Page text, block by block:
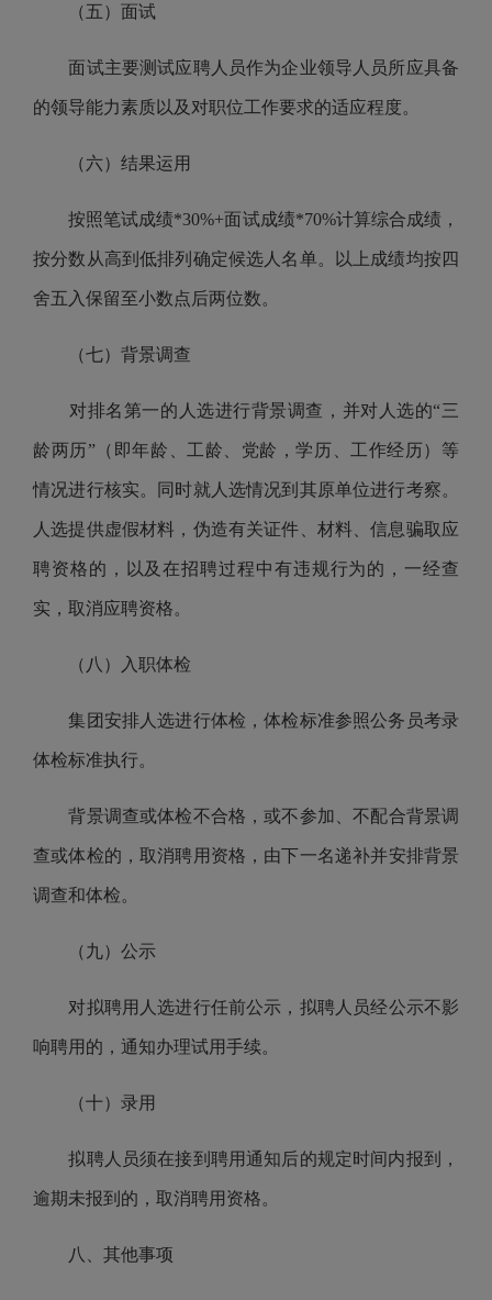
（五） 面试
面试主要测试应聘人员作为企业领导人员所应具备
的领导能力素质以及对职位工作要求的适应程度。
（六） 结果运用
按照笔试成绩*30%+面试成绩*70%计算综合成绩，
按分数从高到低排列确定候选人名单。以上成绩均按四
舍五入保留至小数点后两位数。
（七）背景调查
对排名第一的人选进行背景调查，并对人选的“三
龄两历”（即年龄、工龄、党龄，学历、工作经历）等
情况进行核实。同时就人选情况到其原单位进行考察。
人选提供虚假材料，伪造有关证件、材料、信息骗取应
聘资格的，以及在招聘过程中有违规行为的，一经查
实，取消应聘资格。
（八）入职体检
集团安排人选进行体检，体检标准参照公务员考录
体检标准执行。
背景调查或体检不合格 ，或不参加、不配合背景调
查或体检的，取消聘用资格，由下一名递补并安排背景
调查和体检。
（九）公示
对拟聘用人选进行任前公示 ， 拟聘人员经公示不影
响聘用的，通知办理试用手续。
（十）录用
拟聘人员须在接到聘用通知后的规定时间内报到，
逾期未报到的，取消聘用资格。
八、其他事项